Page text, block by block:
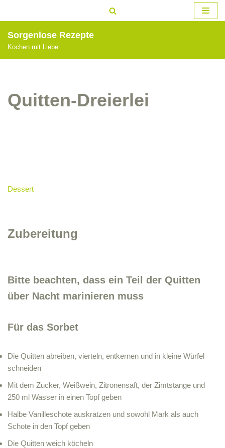
Inhalt
springen
Sorgenlose Rezepte
Kochen mit Liebe
Quitten-Dreierlei
Dessert
Zubereitung
Bitte beachten, dass ein Teil der Quitten
über Nacht marinieren muss
Für das Sorbet
Die Quitten abreiben, vierteln, entkernen und in kleine Würfel
schneiden
Mit dem Zucker, Weißwein, Zitronensaft, der Zimtstange und
250 ml Wasser in einen Topf geben
Halbe Vanilleschote auskratzen und sowohl Mark als auch
Schote in den Topf geben
Die Quitten weich köcheln